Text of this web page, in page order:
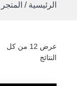
الرئيسية / المتجر
عرض ⁦12⁩ من كل
النتائج